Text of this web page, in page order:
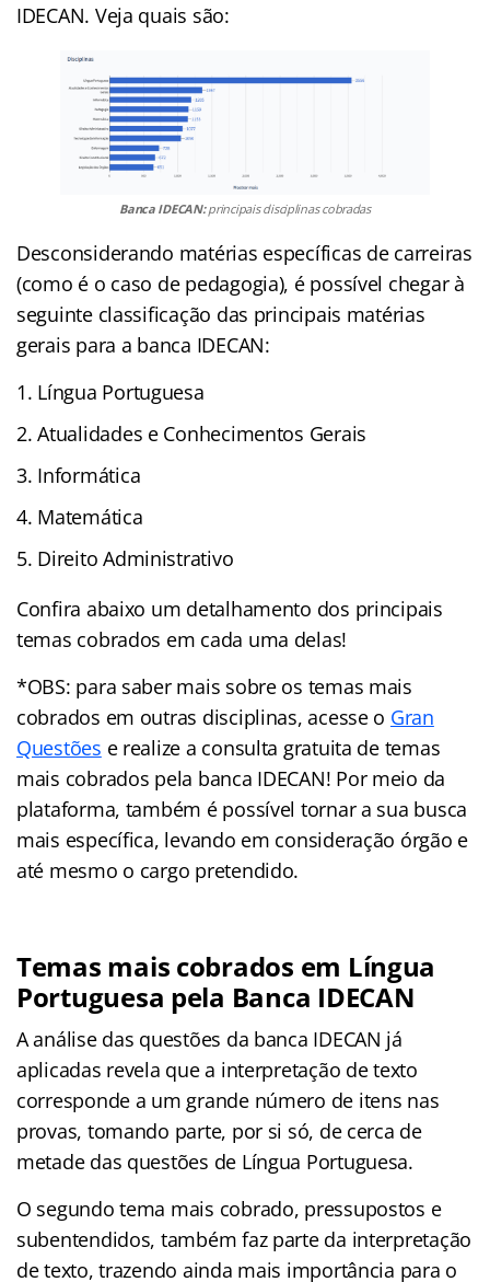
IDECAN. Veja quais são:
Banca IDECAN:principais disciplinas cobradas
Desconsiderando matérias específicas de carreiras
(como é o caso de pedagogia), é possível chegar à
seguinte classificação das principais matérias
gerais para a banca IDECAN:
Língua Portuguesa
Atualidades e Conhecimentos Gerais
Informática
Matemática
Direito Administrativo
Confira abaixo um detalhamento dos principais
temas cobrados em cada uma delas!
*OBS: para saber mais sobre os temas mais
cobrados em outras disciplinas, acesse o Gran
Questões e realize a consulta gratuita de temas
mais cobrados pela banca IDECAN! Por meio da
plataforma, também é possível tornar a sua busca
mais específica, levando em consideração órgão e
até mesmo o cargo pretendido.
Temas mais cobrados em Língua
Portuguesa pela Banca IDECAN
A análise das questões da banca IDECAN já
aplicadas revela que a interpretação de texto
corresponde a um grande número de itens nas
provas, tomando parte, por si só, de cerca de
metade das questões de Língua Portuguesa.
O segundo tema mais cobrado, pressupostos e
subentendidos, também faz parte da interpretação
de texto, trazendo ainda mais importância para o